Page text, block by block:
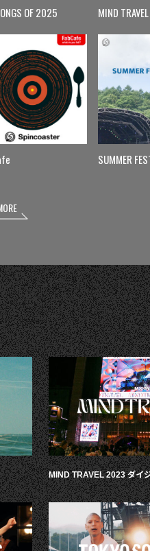
OF 2025 MIND TRAVEL
SUMMER
MIND TRAVEL 2023 ダイ